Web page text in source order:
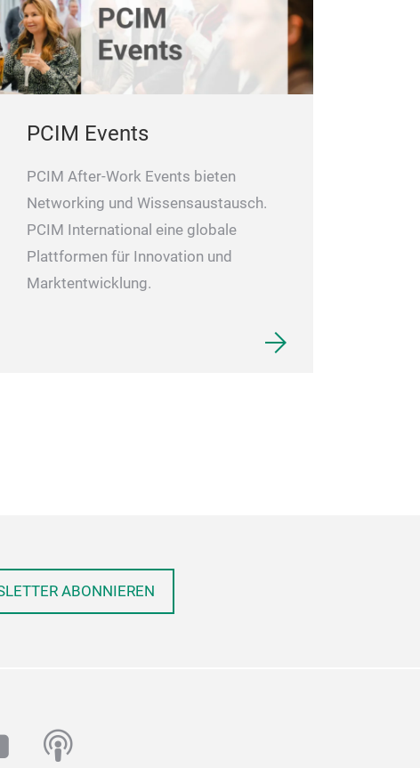
PCIM Events
PCIM After-Work Events bieten
Networking und Wissensaustausch.
PCIM International eine globale
Plattformen für Innovation und
Marktentwicklung.
ABONNIEREN
podcast